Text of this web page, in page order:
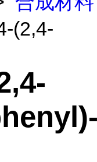
(2,4-